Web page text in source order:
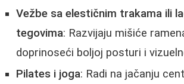
Vežbe sa elestičnim trakama ili
tegovima: Razvijaju mišiće
doprinoseći boljoj posturi i
Pilates i joga: Radi na jačanju